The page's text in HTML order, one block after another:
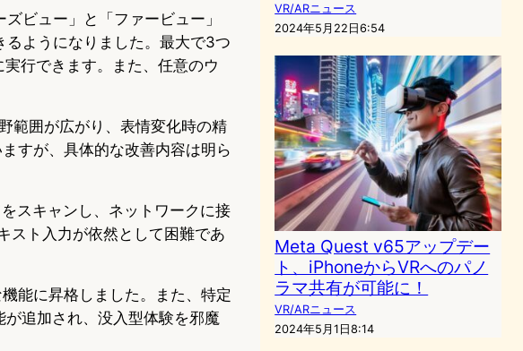
ビュー」と「ファービュー」
ようになりました。最大で3つ
行できます。また、任意のウ
範囲が広がり、表情変化時の精
すが、具体的な改善内容は明ら
スキャンし、ネットワークに接
スト入力が依然として困難であ
能に昇格しました。また、特定
追加され、没入型体験を邪魔
VR/ARニュース
2024年5月22日6:54
Meta Quest v65アップデー
ト、iPhoneからVRへのパノ
ラマ共有が可能に！
VR/ARニュース
2024年5月1日8:14